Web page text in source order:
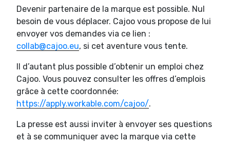
Devenir partenaire de la marque est possible. Nul
besoin de vous déplacer. Cajoo vous propose de lui
envoyer vos demandes via ce lien :
collab@cajoo.eu, si cet aventure vous tente.
Il d’autant plus possible d’obtenir un emploi chez
Cajoo. Vous pouvez consulter les offres d’emplois
grâce à cette coordonnée:
https://apply.workable.com/cajoo/.
La presse est aussi inviter à envoyer ses questions
et à se communiquer avec la marque via cette